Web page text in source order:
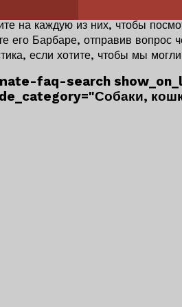
на каждую из них, чтобы
его Барбаре, отправив
если хотите, чтобы мы
faq-search